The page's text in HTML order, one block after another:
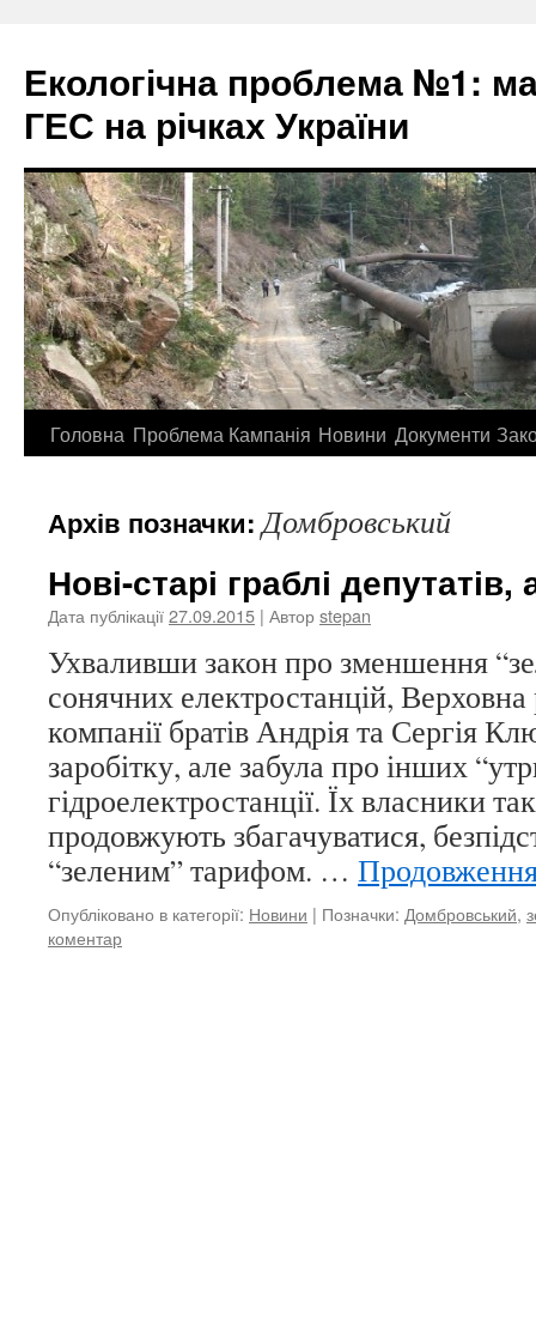
Екологічна проблема №1:
ГЕС на річках України
Перейти
контенту
Головна Проблема Кампанія Новини Документи
Архів позначки:Домбровський
Нові-старі граблі
Дата публікації27.09.2015 | Авторstepan
Ухваливши закон про зменшення
сонячних електростанцій,
компанії братів Андрія та Сергія
заробітку, але забула про інших
гідроелектростанції. Їх власники
продовжують збагачуватися,
“зеленим” тарифом. …
Опубліковано в категорії: Новини | Позначки: Домбровський,
коментар